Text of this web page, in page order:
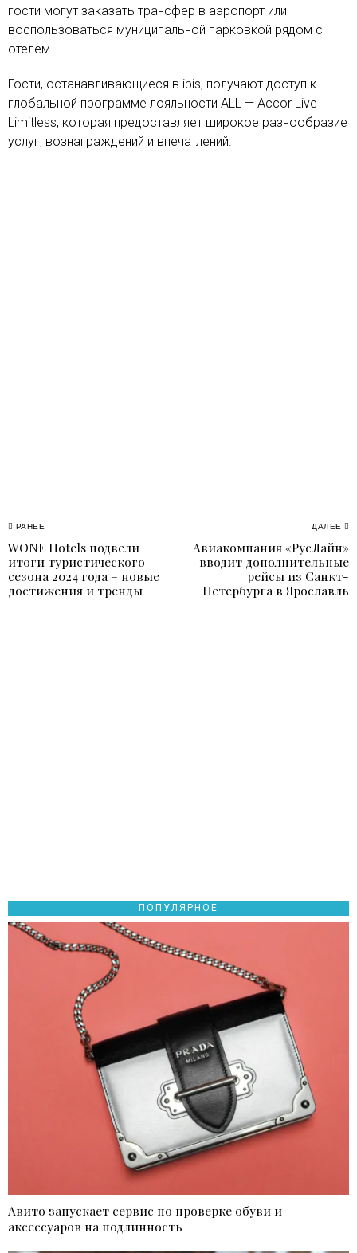
гости могут заказать трансфер в аэропорт или
воспользоваться муниципальной парковкой рядом с
отелем.
Гости, останавливающиеся в ibis, получают доступ к
глобальной программе лояльности ALL — Accor Live
Limitless, которая предоставляет широкое разнообразие
услуг, вознаграждений и впечатлений.
Навигация
по
записям
РАНЕЕ
Previous
post:
WONE Hotels подвели
итоги туристического
сезона 2024 года – новые
достижения и тренды
ДАЛЕЕ
Авиакомпания «РусЛайн»
вводит дополнительные
рейсы из Санкт-
Петербурга в Ярославль
ПОПУЛЯРНОЕ
Авито запускает сервис по проверке обуви и
аксессуаров на подлинность